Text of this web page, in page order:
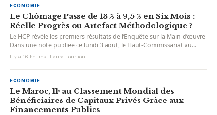
ECONOMIE
Le Chômage Passe de 13 % à 9,5 % en Six Mois :
Réelle Progrès ou Artefact Méthodologique ?
Le HCP révèle les premiers résultats de l’Enquête sur la Main-d’œuvre
Dans une note publiée ce lundi 3 août, le Haut-Commissariat au...
Il y a 16 heures · Laura Tournon
ECONOMIE
Le Maroc, 11ᵉ au Classement Mondial des
Bénéficiaires de Capitaux Privés Grâce aux
Financements Publics